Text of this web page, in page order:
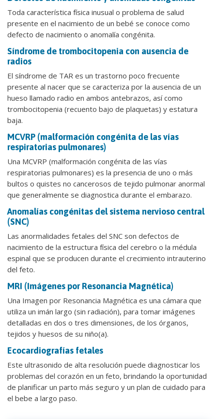
Toda característica física inusual o problema de salud
presente en el nacimiento de un bebé se conoce como
defecto de nacimiento o anomalía congénita.
Síndrome de trombocitopenia con ausencia de
radios
El síndrome de TAR es un trastorno poco frecuente
presente al nacer que se caracteriza por la ausencia de un
hueso llamado radio en ambos antebrazos, así como
trombocitopenia (recuento bajo de plaquetas) y estatura
baja.
MCVRP (malformación congénita de las vías
respiratorias pulmonares)
Una MCVRP (malformación congénita de las vías
respiratorias pulmonares) es la presencia de uno o más
bultos o quistes no cancerosos de tejido pulmonar anormal
que generalmente se diagnostica durante el embarazo.
Anomalías congénitas del sistema nervioso central
(SNC)
Las anormalidades fetales del SNC son defectos de
nacimiento de la estructura física del cerebro o la médula
espinal que se producen durante el crecimiento intrauterino
del feto.
MRI (Imágenes por Resonancia Magnética)
Una Imagen por Resonancia Magnética es una cámara que
utiliza un imán largo (sin radiación), para tomar imágenes
detalladas en dos o tres dimensiones, de los órganos,
tejidos y huesos de su niño(a).
Ecocardiografías fetales
Este ultrasonido de alta resolución puede diagnosticar los
problemas del corazón en un feto, brindando la oportunidad
de planificar un parto más seguro y un plan de cuidado para
el bebe a largo paso.